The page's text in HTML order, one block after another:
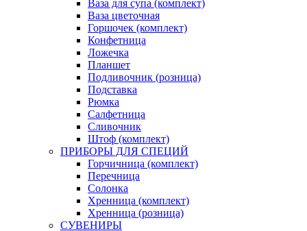
Ваза для супа (комплект)
Ваза цветочная
Горшочек (комплект)
Конфетница
Ложечка
Планшет
Подливочник (розница)
Подставка
Рюмка
Салфетница
Сливочник
Штоф (комплект)
ПРИБОРЫ ДЛЯ СПЕЦИЙ
Горчичница (комплект)
Перечница
Солонка
Хренница (комплект)
Хренница (розница)
СУВЕНИРЫ